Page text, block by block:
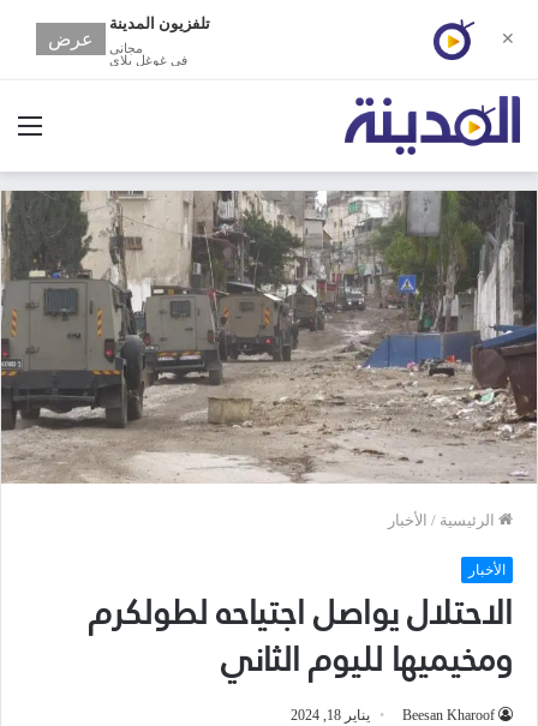
الرئيسية / الأخبار
الأخبار
الاحتلال يواصل اجتياحه لطولكرم
ومخيميها لليوم الثاني
Beesan Kharoof يناير 18, 2024
✕
تلفزيون المدينة
مجانى
في غوغل بلاي
عرض